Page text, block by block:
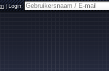
|Login: